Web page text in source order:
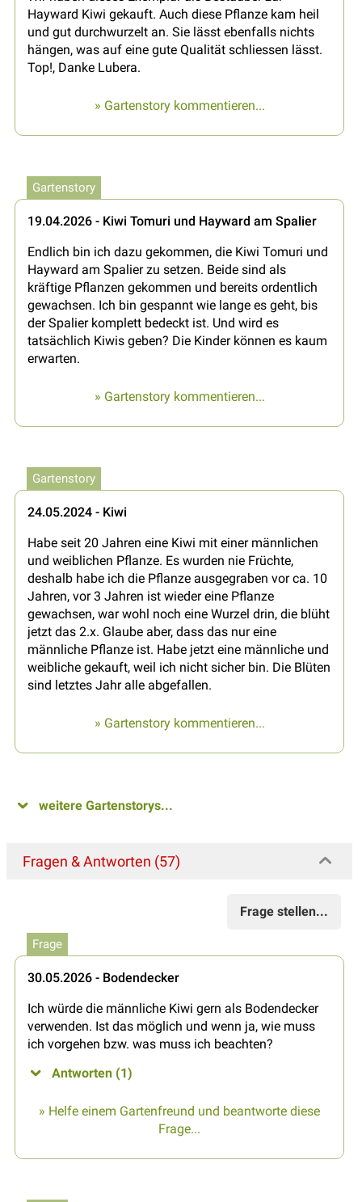
Hayward Kiwi gekauft. Auch diese Pflanze kam heil
und gut durchwurzelt an. Sie lässt ebenfalls nichts
hängen, was auf eine gute Qualität schliessen lässt.
Top!, Danke Lubera.
» Gartenstory kommentieren...
Gartenstory
19.04.2026 - Kiwi Tomuri und Hayward am Spalier
Endlich bin ich dazu gekommen, die Kiwi Tomuri und
Hayward am Spalier zu setzen. Beide sind als
kräftige Pflanzen gekommen und bereits ordentlich
gewachsen. Ich bin gespannt wie lange es geht, bis
der Spalier komplett bedeckt ist. Und wird es
tatsächlich Kiwis geben? Die Kinder können es kaum
erwarten.
» Gartenstory kommentieren...
Gartenstory
24.05.2024 - Kiwi
Habe seit 20 Jahren eine Kiwi mit einer männlichen
und weiblichen Pflanze. Es wurden nie Früchte,
deshalb habe ich die Pflanze ausgegraben vor ca. 10
Jahren, vor 3 Jahren ist wieder eine Pflanze
gewachsen, war wohl noch eine Wurzel drin, die blüht
jetzt das 2.x. Glaube aber, dass das nur eine
männliche Pflanze ist. Habe jetzt eine männliche und
weibliche gekauft, weil ich nicht sicher bin. Die Blüten
sind letztes Jahr alle abgefallen.
» Gartenstory kommentieren...
weitere Gartenstorys...
Fragen & Antworten (57)
Frage stellen...
Frage
30.05.2026 - Bodendecker
Ich würde die männliche Kiwi gern als Bodendecker
verwenden. Ist das möglich und wenn ja, wie muss
ich vorgehen bzw. was muss ich beachten?
Antworten (1)
» Helfe einem Gartenfreund und beantworte diese
Frage...